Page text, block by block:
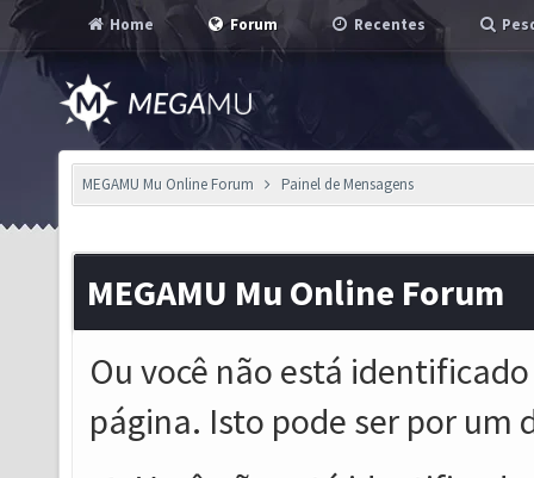
Home Forum Recentes
MEGAMU Mu Online Forum Painel de Mensagens
MEGAMU Mu Online Forum
Ou você não está
página. Isto pode ser por um